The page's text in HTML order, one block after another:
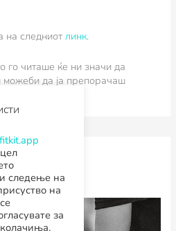
на следниотлинк.
го читаше ќе ни значи да
можеби да ја препорачаш
“sexy”
следење на
на
за